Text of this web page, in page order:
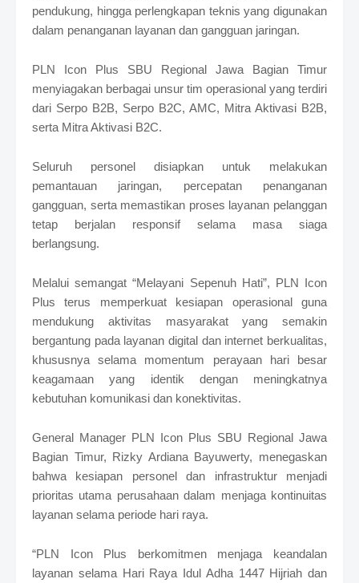
pendukung, hingga perlengkapan teknis yang digunakan
dalam penanganan layanan dan gangguan jaringan.
PLN Icon Plus SBU Regional Jawa Bagian Timur
menyiagakan berbagai unsur tim operasional yang terdiri
dari Serpo B2B, Serpo B2C, AMC, Mitra Aktivasi B2B,
serta Mitra Aktivasi B2C.
Seluruh personel disiapkan untuk melakukan
pemantauan jaringan, percepatan penanganan
gangguan, serta memastikan proses layanan pelanggan
tetap berjalan responsif selama masa siaga
berlangsung.
Melalui semangat “Melayani Sepenuh Hati”, PLN Icon
Plus terus memperkuat kesiapan operasional guna
mendukung aktivitas masyarakat yang semakin
bergantung pada layanan digital dan internet berkualitas,
khususnya selama momentum perayaan hari besar
keagamaan yang identik dengan meningkatnya
kebutuhan komunikasi dan konektivitas.
General Manager PLN Icon Plus SBU Regional Jawa
Bagian Timur, Rizky Ardiana Bayuwerty, menegaskan
bahwa kesiapan personel dan infrastruktur menjadi
prioritas utama perusahaan dalam menjaga kontinuitas
layanan selama periode hari raya.
“PLN Icon Plus berkomitmen menjaga keandalan
layanan selama Hari Raya Idul Adha 1447 Hijriah dan